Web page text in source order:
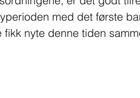
med det første
nyte denne tiden